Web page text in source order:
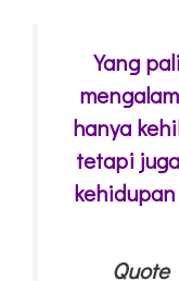
Yang
hanya
tetapi
Quote